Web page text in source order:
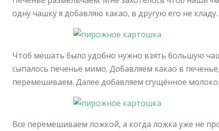
одну чашку я добавляю какао, в другую его не кладу.
Чтоб мешать было удобно нужно взять большую
сыпалось печенье мимо. Добавляем какао в
перемешиваем. Далее добавляем сгущённое
Все перемешиваем ложкой, а когда ложка уже не